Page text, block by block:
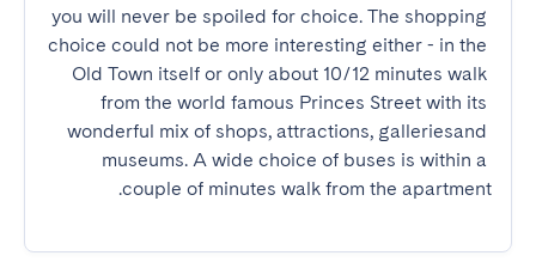
you will never be spoiled for choice. The shopping
choice could not be more interesting either - in the
Old Town itself or only about 10/12 minutes walk
from the world famous Princes Street with its
wonderful mix of shops, attractions, galleriesand
museums. A wide choice of buses is within a
couple of minutes walk from the apartment.